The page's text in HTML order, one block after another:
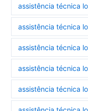
assistência técnica
assistência técnica
assistência técnica
assistência técnica
assistência técnica